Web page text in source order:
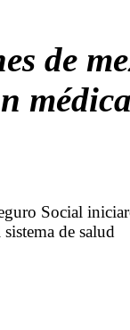
de
Social
de salud